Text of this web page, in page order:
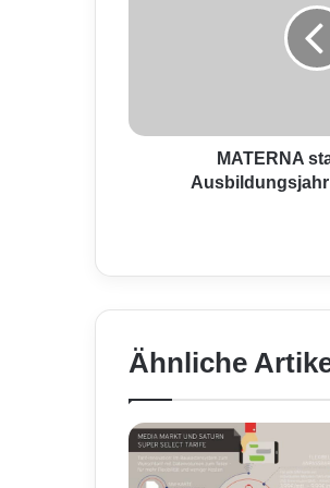
t
n
u
s
u
s
b
MATERNA
Ähnliche